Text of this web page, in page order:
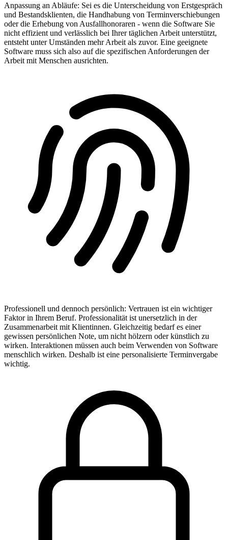
Anpassung an Abläufe: Sei es die Unterscheidung von Erstgespräch
und Bestandsklienten, die Handhabung von Terminverschiebungen
oder die Erhebung von Ausfallhonoraren - wenn die Software Sie
nicht effizient und verlässlich bei Ihrer täglichen Arbeit unterstützt,
entsteht unter Umständen mehr Arbeit als zuvor. Eine geeignete
Software muss sich also auf die spezifischen Anforderungen der
Arbeit mit Menschen ausrichten.
Professionell und dennoch persönlich: Vertrauen ist ein wichtiger
Faktor in Ihrem Beruf. Professionalität ist unersetzlich in der
Zusammenarbeit mit Klientinnen. Gleichzeitig bedarf es einer
gewissen persönlichen Note, um nicht hölzern oder künstlich zu
wirken. Interaktionen müssen auch beim Verwenden von Software
menschlich wirken. Deshalb ist eine personalisierte Terminvergabe
wichtig.